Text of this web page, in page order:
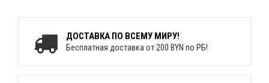
ДОСТАВКА ПО ВСЕМУ МИРУ!
Бесплатная доставка от 200 BYN по РБ!